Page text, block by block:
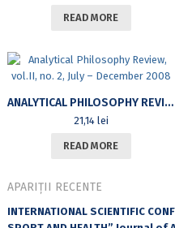
READ MORE
ANALYTICAL PHILOSOPHY REVIEW, VOL.II, NO. 2, JULY – DECEMBER 2008
21,14 lei
READ MORE
APARIȚII RECENTE
INTERNATIONAL SCIENTIFIC